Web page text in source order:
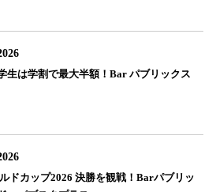
生は学割で最大半額！Bar パブリックス
ドカップ2026 決勝を観戦！Barパブリッ